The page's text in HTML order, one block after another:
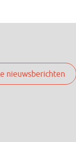
nieuwsberichten